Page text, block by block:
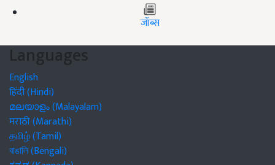
जॉब्स
Languages
English
हिंदी (Hindi)
മലയാളം (Malayalam)
मराठी (Marathi)
தமிழ் (Tamil)
বাঙালি (Bengali)